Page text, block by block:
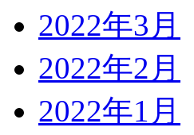
2022年3月
2022年2月
2022年1月